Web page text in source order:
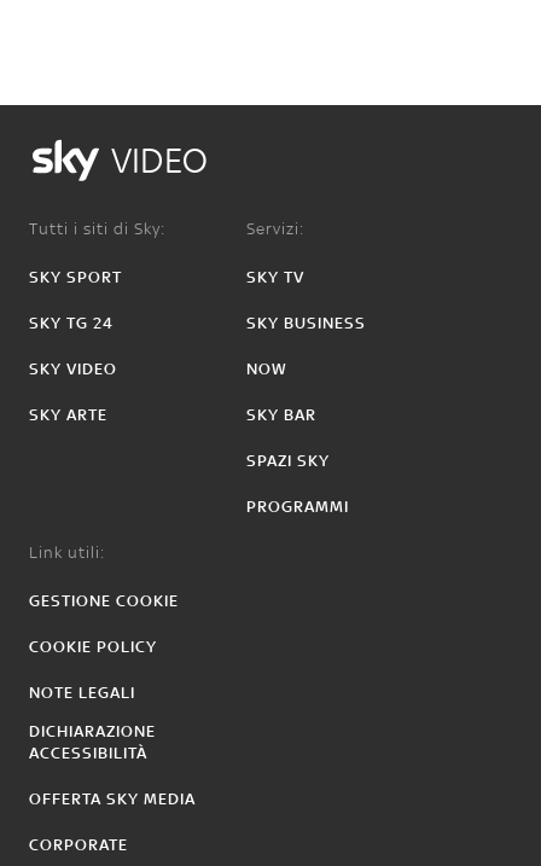
VIDEO
Tutti i siti di Sky:
SKY SPORT
SKY TG 24
SKY VIDEO
SKY ARTE
Servizi:
SKY TV
SKY BUSINESS
NOW
SKY BAR
SPAZI SKY
PROGRAMMI
Link utili:
GESTIONE COOKIE
COOKIE POLICY
NOTE LEGALI
DICHIARAZIONE
ACCESSIBILITÀ
OFFERTA SKY MEDIA
CORPORATE